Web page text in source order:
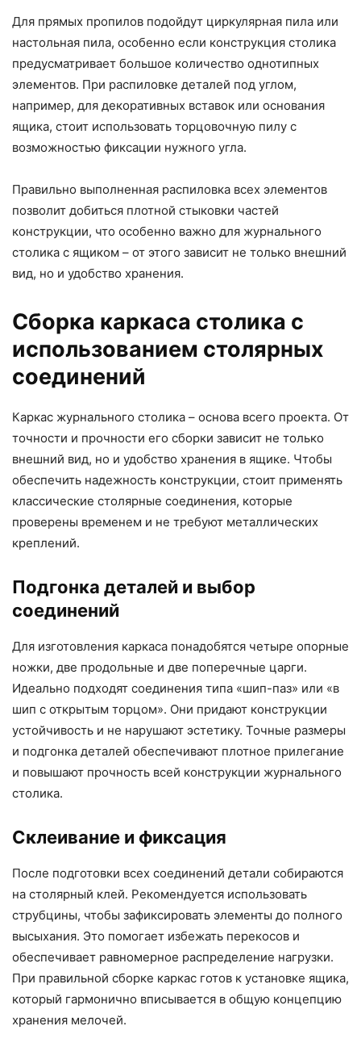
Для прямых пропилов подойдут циркулярная пила или
настольная пила, особенно если конструкция столика
предусматривает большое количество однотипных
элементов. При распиловке деталей под углом,
например, для декоративных вставок или основания
ящика, стоит использовать торцовочную пилу с
возможностью фиксации нужного угла.
Правильно выполненная распиловка всех элементов
позволит добиться плотной стыковки частей
конструкции, что особенно важно для журнального
столика с ящиком – от этого зависит не только внешний
вид, но и удобство хранения.
Сборка каркаса столика с
использованием столярных
соединений
Каркас журнального столика – основа всего проекта. От
точности и прочности его сборки зависит не только
внешний вид, но и удобство хранения в ящике. Чтобы
обеспечить надежность конструкции, стоит применять
классические столярные соединения, которые
проверены временем и не требуют металлических
креплений.
Подгонка деталей и выбор
соединений
Для изготовления каркаса понадобятся четыре опорные
ножки, две продольные и две поперечные царги.
Идеально подходят соединения типа «шип-паз» или «в
шип с открытым торцом». Они придают конструкции
устойчивость и не нарушают эстетику. Точные размеры
и подгонка деталей обеспечивают плотное прилегание
и повышают прочность всей конструкции журнального
столика.
Склеивание и фиксация
После подготовки всех соединений детали собираются
на столярный клей. Рекомендуется использовать
струбцины, чтобы зафиксировать элементы до полного
высыхания. Это помогает избежать перекосов и
обеспечивает равномерное распределение нагрузки.
При правильной сборке каркас готов к установке ящика,
который гармонично вписывается в общую концепцию
хранения мелочей.